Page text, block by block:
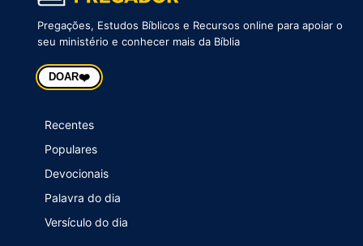
Pregações, Estudos Bíblicos e Recursos online para apoiar o
seu ministério e conhecer mais da Bíblia
DOAR❤️
Recentes
Populares
Devocionais
Palavra do dia
Versículo do dia